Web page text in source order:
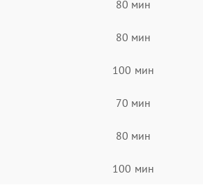
80 мин
80 мин
100 мин
70 мин
80 мин
100 мин